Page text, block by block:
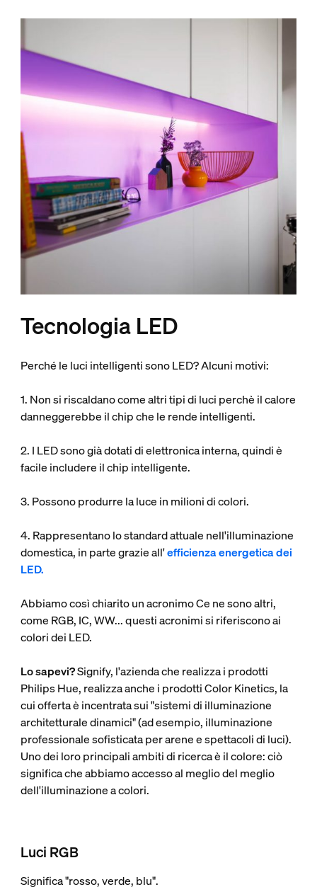
Tecnologia LED
Perché le luci intelligenti sono LED? Alcuni motivi:
1. Non si riscaldano come altri tipi di luci perchè il calore
danneggerebbe il chip che le rende intelligenti.
2. I LED sono già dotati di elettronica interna, quindi è
facile includere il chip intelligente.
3. Possono produrre la luce in milioni di colori.
4. Rappresentano lo standard attuale nell'illuminazione
domestica, in parte grazie all'efficienza energetica dei
LED.
Abbiamo così chiarito un acronimo Ce ne sono altri,
come RGB, IC, WW... questi acronimi si riferiscono ai
colori dei LED.
Lo sapevi?Signify, l'azienda che realizza i prodotti
Philips Hue, realizza anche i prodotti Color Kinetics, la
cui offerta è incentrata sui "sistemi di illuminazione
architetturale dinamici" (ad esempio, illuminazione
professionale sofisticata per arene e spettacoli di luci).
Uno dei loro principali ambiti di ricerca è il colore: ciò
significa che abbiamo accesso al meglio del meglio
dell'illuminazione a colori.
Luci RGB
Significa "rosso, verde, blu".